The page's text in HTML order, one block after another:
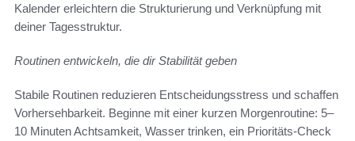
Kalender erleichtern die Strukturierung und Verknüpfung mit
deiner Tagesstruktur.
Routinen entwickeln, die dir Stabilität geben
Stabile Routinen reduzieren Entscheidungsstress und schaffen
Vorhersehbarkeit. Beginne mit einer kurzen Morgenroutine: 5–
10 Minuten Achtsamkeit, Wasser trinken, ein Prioritäts-Check